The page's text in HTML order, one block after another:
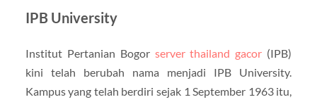
IPB University
Institut Pertanian Bogor server thailand gacor (IPB)
kini telah berubah nama menjadi IPB University.
Kampus yang telah berdiri sejak 1 September 1963 itu,